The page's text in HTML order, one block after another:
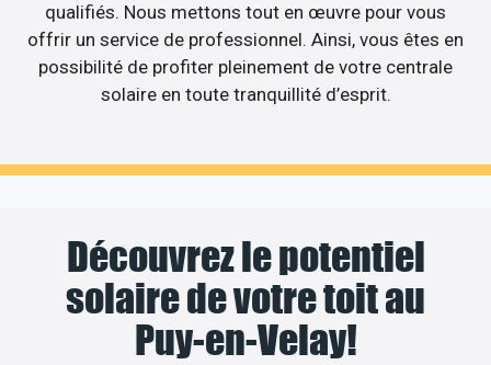
qualifiés. Nous mettons tout en œuvre pour vous
offrir un service de professionnel. Ainsi, vous êtes en
possibilité de profiter pleinement de votre centrale
solaire en toute tranquillité d’esprit.
Découvrez le potentiel
solaire de votre toit au
Puy-en-Velay!